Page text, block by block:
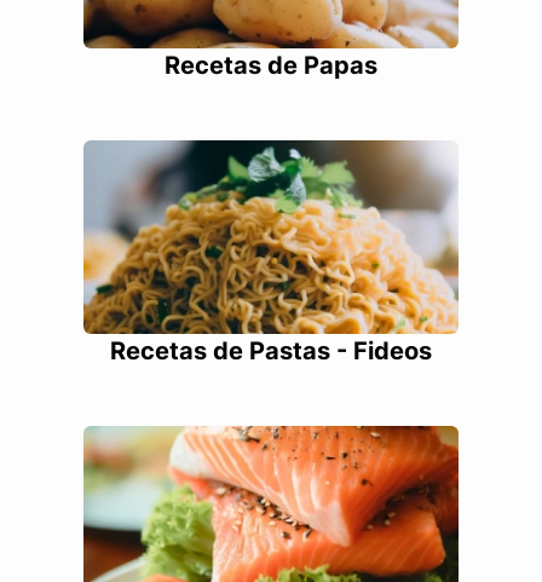
Recetas de Papas
Recetas de Pastas - Fideos